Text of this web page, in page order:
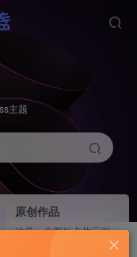
主题
原创作品
这是一个图标卡片示例